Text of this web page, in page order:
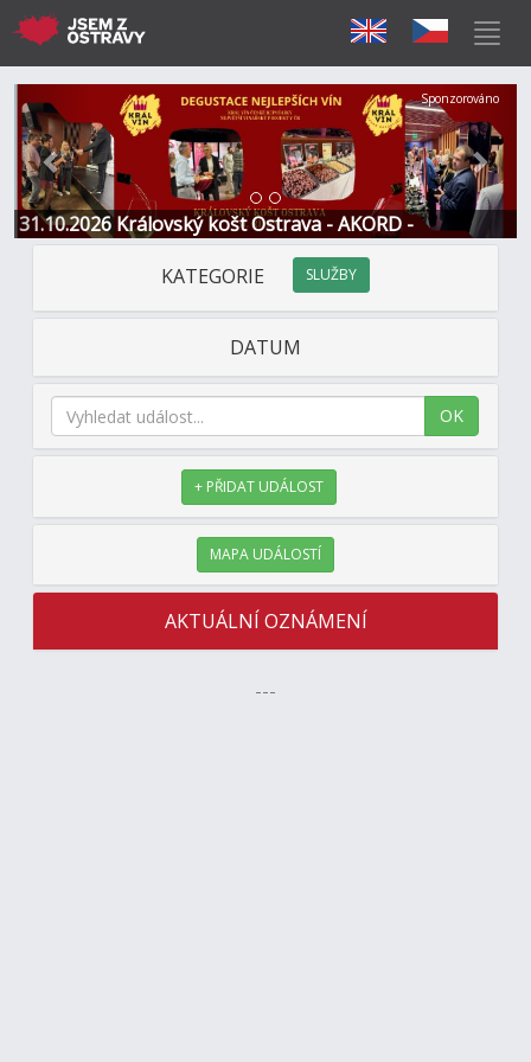
31.10.2026 Královský košt Ostrava - AKORD -
Restaurace a Hotel
Předchozí Další
Sponzorováno
KATEGORIE SLUŽBY
DATUM
OK
+ PŘIDAT UDÁLOST
MAPA UDÁLOSTÍ
AKTUÁLNÍ OZNÁMENÍ
---